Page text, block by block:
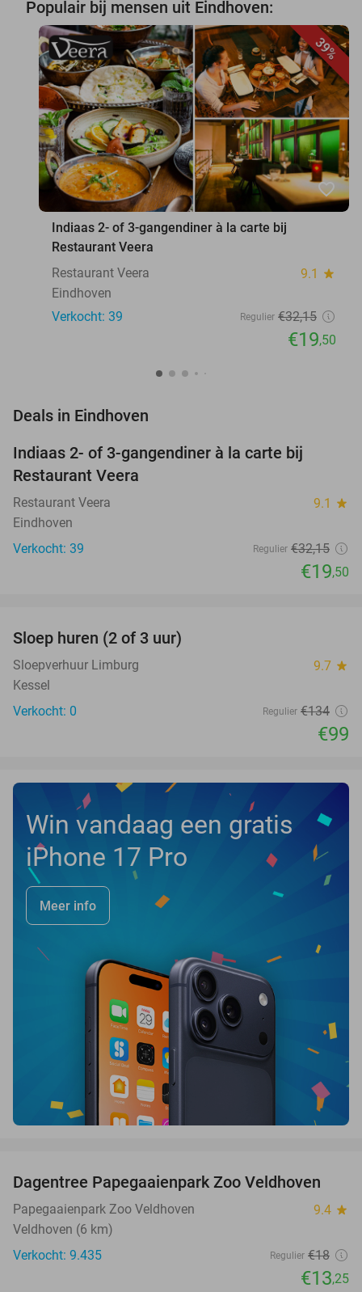
Populair bij mensen uit Eindhoven:
39%
favorite_border
Indiaas 2- of 3-gangendiner à la carte bij
Restaurant Veera
Restaurant Veera
9.1 star
Eindhoven
Verkocht: 39
Regulier €32,15
€19,50
Deals in Eindhoven
Indiaas 2- of 3-gangendiner à la carte bij
Restaurant Veera
Restaurant Veera 9.1 star
Eindhoven
Verkocht: 39
Regulier €32,15
€19,50
NEW
TODAY
Sloep huren (2 of 3 uur)
Sloepverhuur Limburg 9.7 star
Kessel
Verkocht: 0
Regulier €134
€99
Win vandaag een gratis
iPhone 17 Pro
Meer info
26%
Dagentree Papegaaienpark Zoo Veldhoven
Papegaaienpark Zoo Veldhoven 9.4 star
Veldhoven (6 km)
Verkocht: 9.435
Regulier €18
€13,25